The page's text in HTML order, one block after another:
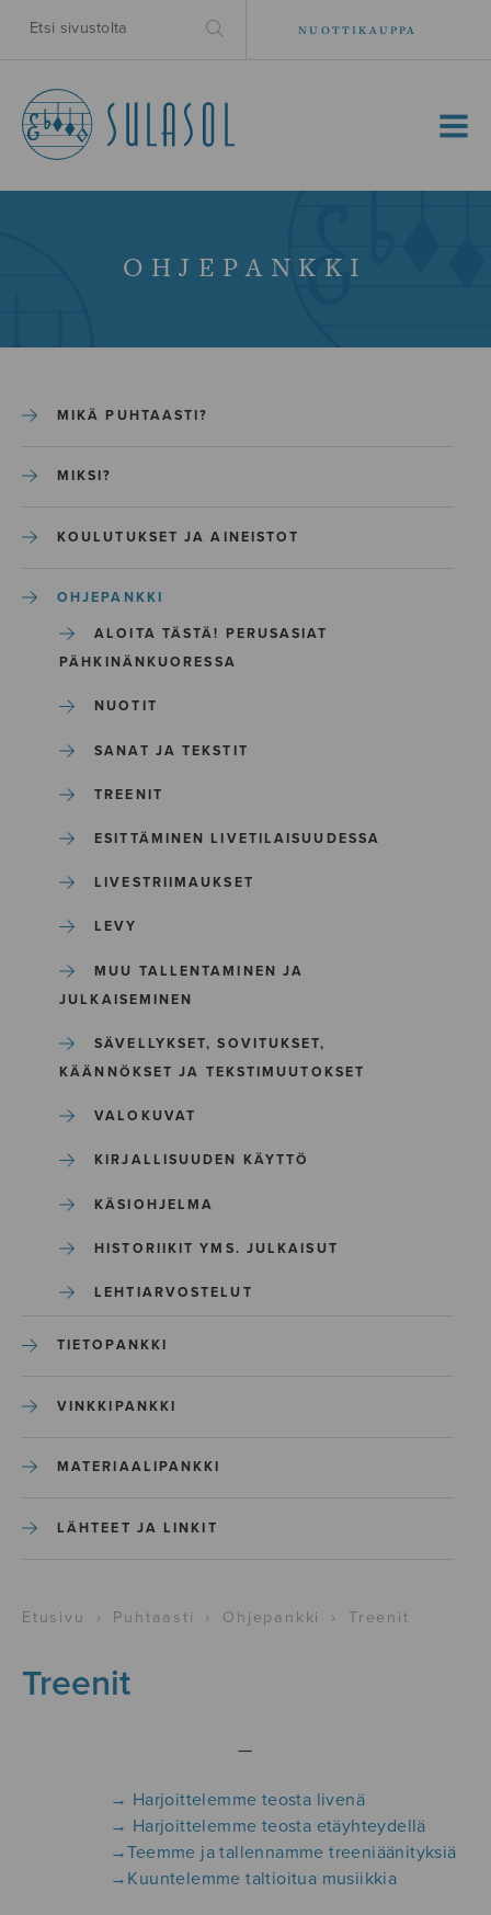
NUOTTIKAUPPA
MENU
OHJEPANKKI
MIKÄ PUHTAASTI?
MIKSI?
KOULUTUKSET JA AINEISTOT
OHJEPANKKI
ALOITA TÄSTÄ! PERUSASIAT
PÄHKINÄNKUORESSA
NUOTIT
SANAT JA TEKSTIT
TREENIT
ESITTÄMINEN LIVETILAISUUDESSA
LIVESTRIIMAUKSET
LEVY
MUU TALLENTAMINEN JA
JULKAISEMINEN
SÄVELLYKSET, SOVITUKSET,
KÄÄNNÖKSET JA TEKSTIMUUTOKSET
VALOKUVAT
KIRJALLISUUDEN KÄYTTÖ
KÄSIOHJELMA
HISTORIIKIT YMS. JULKAISUT
LEHTIARVOSTELUT
TIETOPANKKI
VINKKIPANKKI
MATERIAALIPANKKI
LÄHTEET JA LINKIT
Etusivu › Puhtaasti › Ohjepankki › Treenit
Treenit
—
→ Harjoittelemme teosta livenä
→ Harjoittelemme teosta etäyhteydellä
→Teemme ja tallennamme treeniäänityksiä
→ Kuuntelemme taltioitua musiikkia